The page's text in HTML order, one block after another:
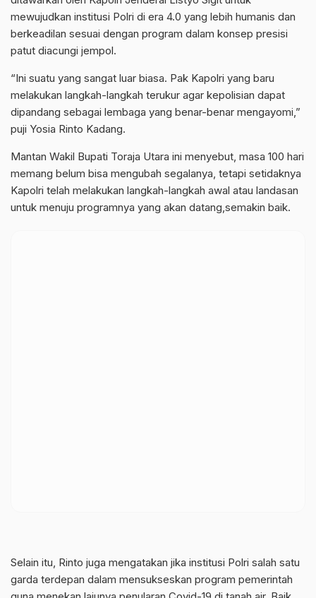
mewujudkan institusi Polri di era 4.0 yang lebih humanis dan
berkeadilan sesuai dengan program dalam konsep presisi
patut diacungi jempol.
“Ini suatu yang sangat luar biasa. Pak Kapolri yang baru
melakukan langkah-langkah terukur agar kepolisian dapat
dipandang sebagai lembaga yang benar-benar mengayomi,”
puji Yosia Rinto Kadang.
Mantan Wakil Bupati Toraja Utara ini menyebut, masa 100 hari
memang belum bisa mengubah segalanya, tetapi setidaknya
Kapolri telah melakukan langkah-langkah awal atau landasan
untuk menuju programnya yang akan datang,semakin baik.
Selain itu, Rinto juga mengatakan jika institusi Polri salah satu
garda terdepan dalam mensukseskan program pemerintah